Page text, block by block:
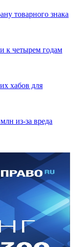
товарного знака
к четырем годам
хабов для
из-за вреда